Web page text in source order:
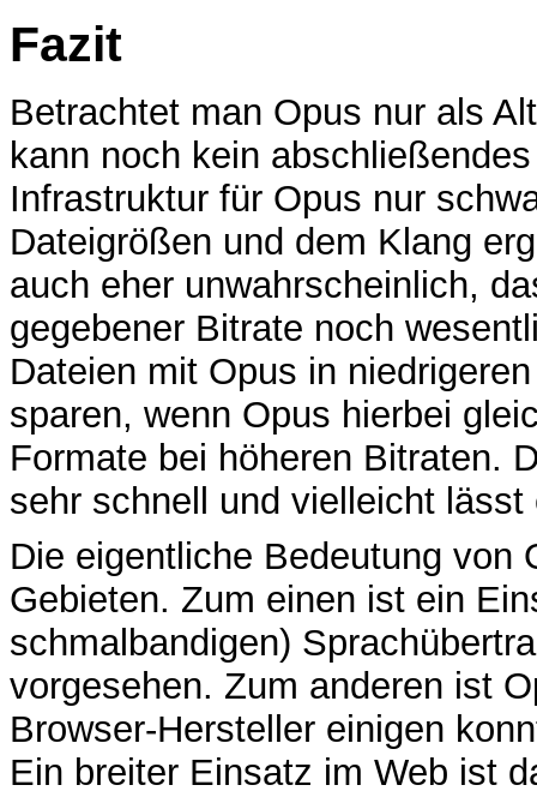
Fazit
Betrachtet man Opus nur als
kann noch kein
Infrastruktur für Opus nur
Dateigrößen und dem Klang
auch eher unwahrscheinlich,
gegebener Bitrate noch
Dateien mit Opus in
sparen, wenn Opus hierbei
Formate bei höheren Bitraten.
sehr schnell und vielleicht
Die eigentliche Bedeutung von
Gebieten. Zum einen ist ein
schmalbandigen)
vorgesehen. Zum anderen ist
Browser-Hersteller einigen
Ein breiter Einsatz im Web ist